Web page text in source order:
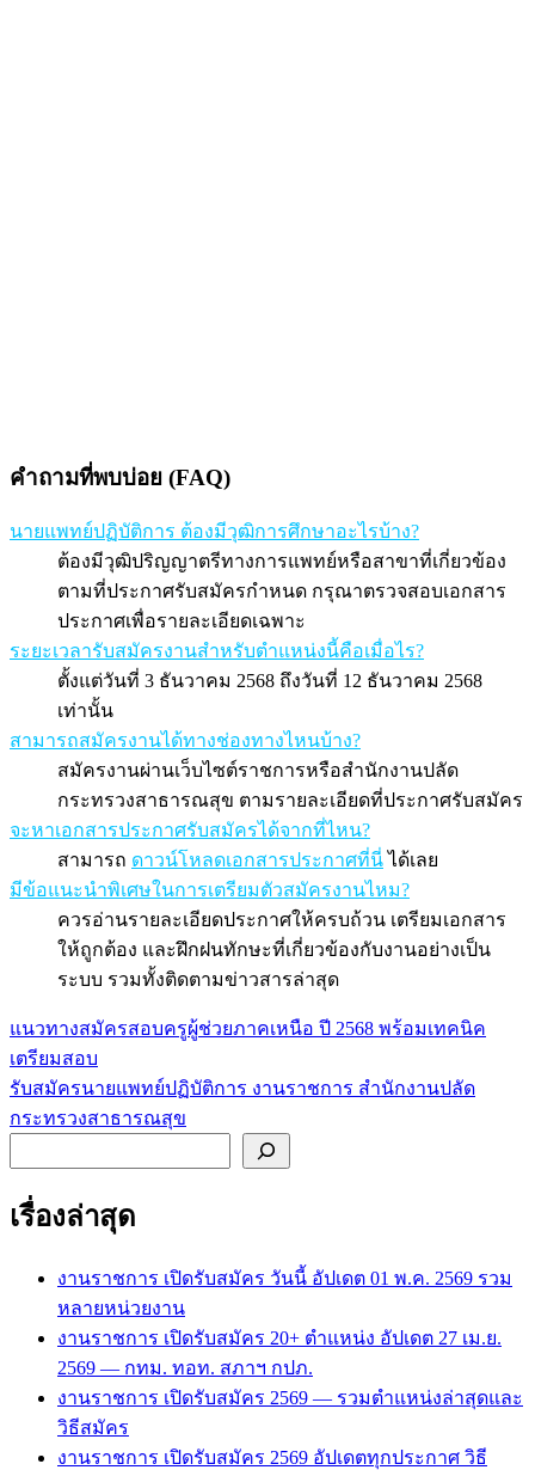
คำถามที่พบบ่อย (FAQ)
นายแพทย์ปฏิบัติการ ต้องมีวุฒิการศึกษาอะไรบ้าง?
ต้องมีวุฒิปริญญาตรีทางการแพทย์หรือสาขาที่เกี่ยวข้อง
ตามที่ประกาศรับสมัครกำหนด กรุณาตรวจสอบเอกสาร
ประกาศเพื่อรายละเอียดเฉพาะ
ระยะเวลารับสมัครงานสำหรับตำแหน่งนี้คือเมื่อไร?
ตั้งแต่วันที่ 3 ธันวาคม 2568 ถึงวันที่ 12 ธันวาคม 2568
เท่านั้น
สามารถสมัครงานได้ทางช่องทางไหนบ้าง?
สมัครงานผ่านเว็บไซต์ราชการหรือสำนักงานปลัด
กระทรวงสาธารณสุข ตามรายละเอียดที่ประกาศรับสมัคร
จะหาเอกสารประกาศรับสมัครได้จากที่ไหน?
สามารถ ดาวน์โหลดเอกสารประกาศที่นี่ได้เลย
มีข้อแนะนำพิเศษในการเตรียมตัวสมัครงานไหม?
ควรอ่านรายละเอียดประกาศให้ครบถ้วน เตรียมเอกสาร
ให้ถูกต้อง และฝึกฝนทักษะที่เกี่ยวข้องกับงานอย่างเป็น
ระบบ รวมทั้งติดตามข่าวสารล่าสุด
แนะแนว
เรื่อง
แนวทางสมัครสอบครูผู้ช่วยภาคเหนือ ปี 2568 พร้อมเทคนิค
เตรียมสอบ
รับสมัครนายแพทย์ปฏิบัติการ งานราชการ สำนักงานปลัด
กระทรวงสาธารณสุข
เรื่องล่าสุด
งานราชการ เปิดรับสมัคร วันนี้ อัปเดต 01 พ.ค. 2569 รวม
หลายหน่วยงาน
งานราชการ เปิดรับสมัคร 20+ ตำแหน่ง อัปเดต 27 เม.ย.
2569 — กทม. ทอท. สภาฯ กปภ.
งานราชการ เปิดรับสมัคร 2569 — รวมตำแหน่งล่าสุดและ
วิธีสมัคร
งานราชการ เปิดรับสมัคร 2569 อัปเดตทุกประกาศ วิธี